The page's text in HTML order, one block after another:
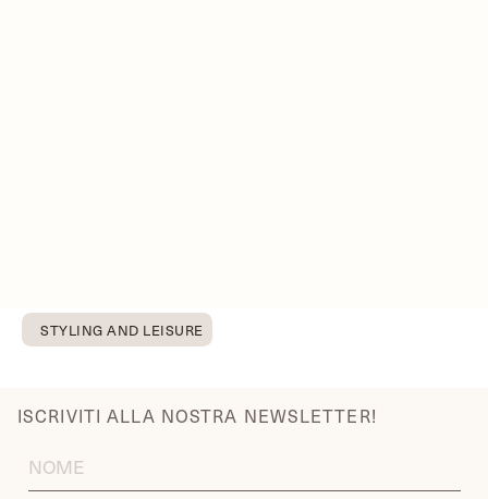
STYLING AND LEISURE
ISCRIVITI ALLA NOSTRA NEWSLETTER!
FIRST
NAME